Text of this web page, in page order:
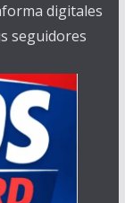
digitales
seguidores